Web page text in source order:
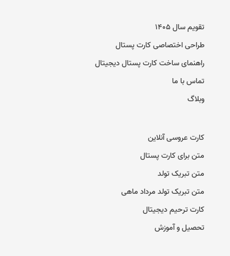
تقویم سال ۱۴۰۵
طراحی اختصاصی کارت پستال
راهنمای ساخت کارت پستال دیجیتال
تماس با ما
وبلاگ
کارت عروسی آنلاین
متن برای کارت پستال
متن تبریک تولد
متن تبریک تولد مرداد ماهی
کارت ترحیم دیجیتال
تحصیل و آموزش